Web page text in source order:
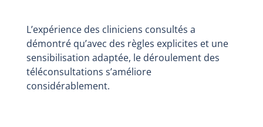
L’expérience des cliniciens consultés a
démontré qu’avec des règles explicites et une
sensibilisation adaptée, le déroulement des
téléconsultations s’améliore
considérablement.